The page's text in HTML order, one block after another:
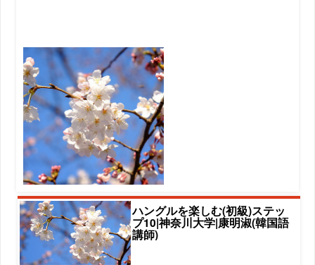
ハングルを楽しむ(初級)ステッ
プ10|神奈川大学|康明淑(韓国語
講師)